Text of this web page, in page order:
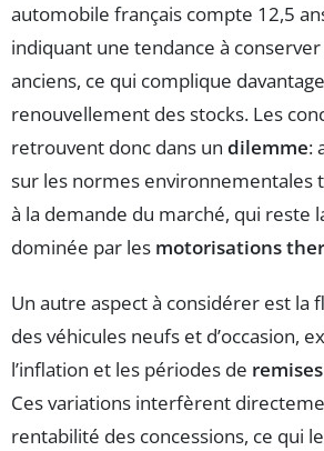
automobile français compte 12,5
indiquant une tendance à
anciens, ce qui complique
renouvellement des stocks. Les
retrouvent donc dans un dilemme:
sur les normes environnementales
à la demande du marché, qui reste
dominée par les motorisations
Un autre aspect à considérer est la
des véhicules neufs et d’occasion,
l’inflation et les périodes de remises
Ces variations interfèrent
rentabilité des concessions, ce qui